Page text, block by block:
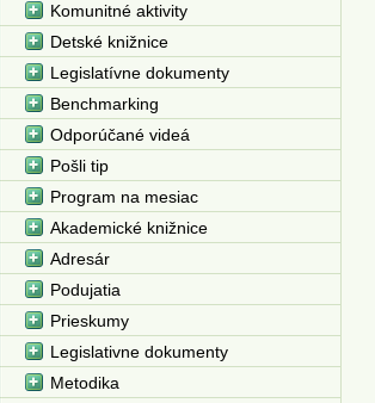
Komunitné aktivity
Detské knižnice
Legislatívne dokumenty
Benchmarking
Odporúčané videá
Pošli tip
Program na mesiac
Akademické knižnice
Adresár
Podujatia
Prieskumy
Legislativne dokumenty
Metodika